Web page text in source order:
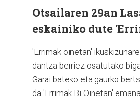
Otsailaren 29an
eskainiko dute
'Errimak oinetan'
dantza berriez osatutako
Garai bateko eta gaurko
da 'Errimak Bi Oinetan'